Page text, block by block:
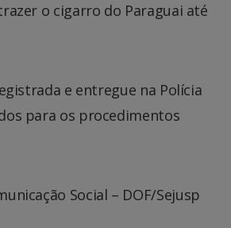
o cigarro do Paraguai até
e entregue na Polícia
para os procedimentos
Social – DOF/Sejusp